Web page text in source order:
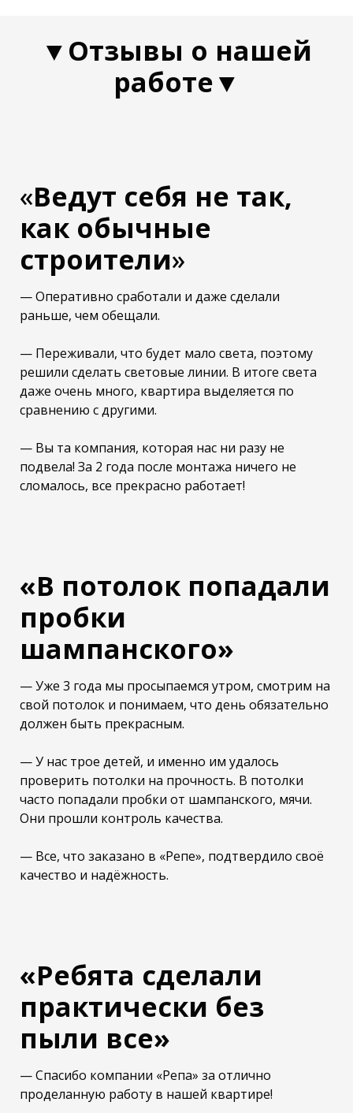
▼Отзывы о нашей
работе▼
«Ведут себя не так,
как обычные
строители»
— Оперативно сработали и даже сделали
раньше, чем обещали.
— Переживали, что будет мало света, поэтому
решили сделать световые линии. В итоге света
даже очень много, квартира выделяется по
сравнению с другими.
— Вы та компания, которая нас ни разу не
подвела! За 2 года после монтажа ничего не
сломалось, все прекрасно работает!
«В потолок попадали
пробки
шампанского»
— Уже 3 года мы просыпаемся утром, смотрим на
свой потолок и понимаем, что день обязательно
должен быть прекрасным.
— У нас трое детей, и именно им удалось
проверить потолки на прочность. В потолки
часто попадали пробки от шампанского, мячи.
Они прошли контроль качества.
— Все, что заказано в «Репе», подтвердило своё
качество и надёжность.
«Ребята сделали
практически без
пыли все»
— Спасибо компании «Репа» за отлично
проделанную работу в нашей квартире!